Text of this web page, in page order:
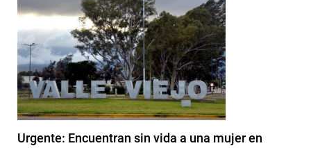
Urgente: Encuentran sin vida a una mujer en